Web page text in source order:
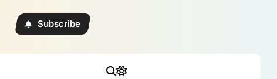
Subscribe